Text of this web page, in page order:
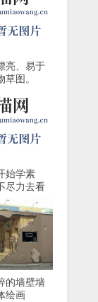
亮、易于
图。
始学素
尽力去看
的墙壁墙
绘画